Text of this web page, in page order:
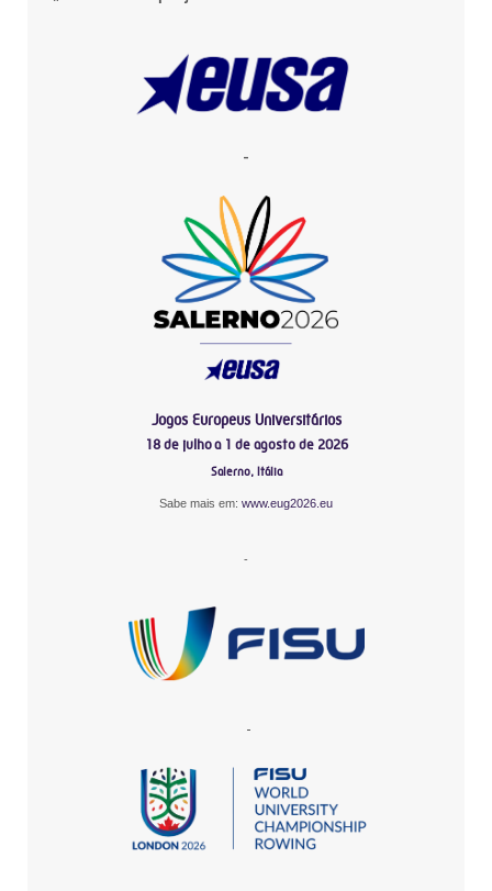
-
Jogos Europeus Universitários
18 de julho a 1 de agosto de 2026
Salerno, Itália
Sabe mais em: www.eug2026.eu
-
-